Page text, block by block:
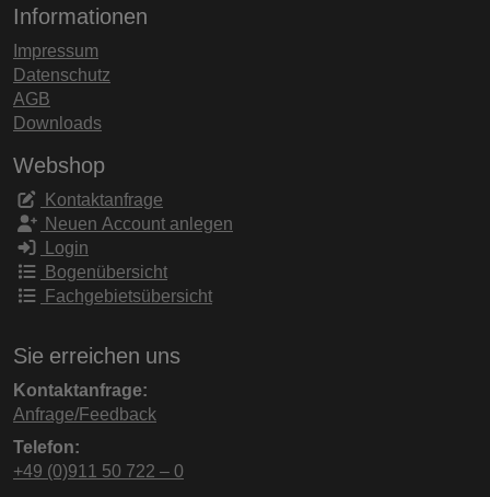
Informationen
Impressum
Datenschutz
AGB
Downloads
Webshop
Kontaktanfrage
Neuen Account anlegen
Login
Bogenübersicht
Fachgebietsübersicht
Sie erreichen uns
Kontaktanfrage:
Anfrage/Feedback
Telefon:
+49 (0)911 50 722 – 0